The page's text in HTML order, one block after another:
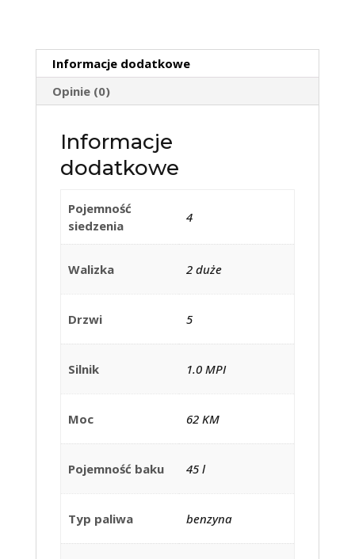
Informacje dodatkowe
Opinie (0)
Informacje
dodatkowe
Pojemność
siedzenia
4
Walizka 2 duże
Drzwi 5
Silnik 1.0 MPI
Moc 62 KM
Pojemność baku 45 l
Typ paliwa benzyna